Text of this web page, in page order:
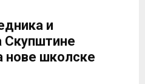
и
Скупштине
нове школске